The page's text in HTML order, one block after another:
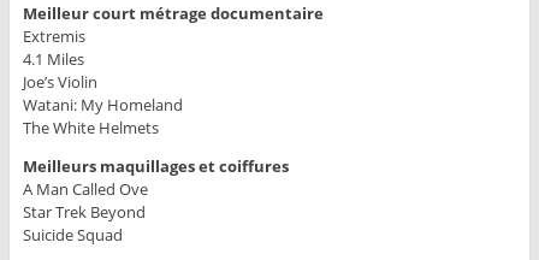
Meilleur court métrage documentaire
Extremis
4.1 Miles
Joe’s Violin
Watani: My Homeland
The White Helmets
Meilleurs maquillages et coiffures
A Man Called Ove
Star Trek Beyond
Suicide Squad